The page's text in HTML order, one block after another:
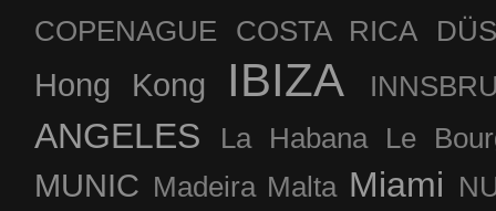
COPENAGUE COSTA RICA
Hong Kong IBIZA
ANGELES La Habana Le
MUNIC Madeira Malta Miami